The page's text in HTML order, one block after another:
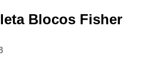
Blocos Fisher